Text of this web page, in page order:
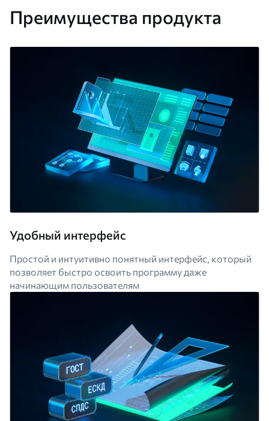
Преимущества продукта
Удобный интерфейс
Простой и интуитивно понятный интерфейс, который
позволяет быстро освоить программу даже
начинающим пользователям